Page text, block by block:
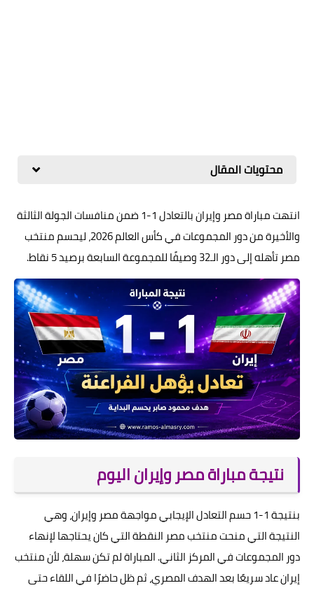
محتويات المقال
انتهت مباراة مصر وإيران بالتعادل 1-1 ضمن منافسات الجولة الثالثة
والأخيرة من دور المجموعات في كأس العالم 2026، ليحسم منتخب
مصر تأهله إلى دور الـ32 وصيفًا للمجموعة السابعة برصيد 5 نقاط.
نتيجة مباراة مصر وإيران اليوم
بنتيجة 1-1 حسم التعادل الإيجابي مواجهة مصر وإيران، وهي
النتيجة التي منحت منتخب مصر النقطة التي كان يحتاجها لإنهاء
دور المجموعات في المركز الثاني. المباراة لم تكن سهلة، لأن منتخب
إيران عاد سريعًا بعد الهدف المصري، ثم ظل حاضرًا في اللقاء حتى